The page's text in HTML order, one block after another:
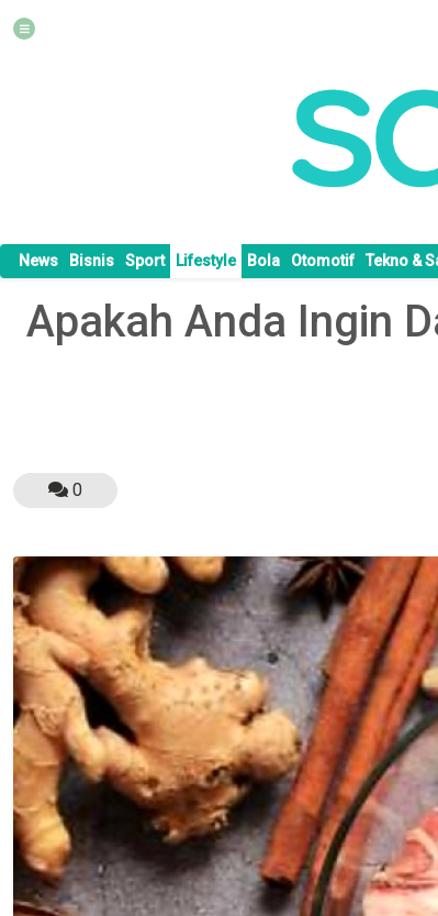
News Bisnis Sport Lifestyle Bola Otomotif Tekno &
Apakah Anda Ingin
0